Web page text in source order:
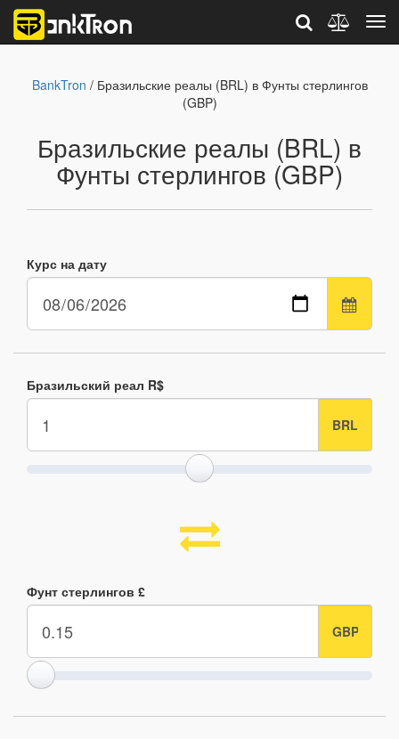
BankTron / Бразильские реалы (BRL) в Фунты стерлингов
(GBP)
Бразильские реалы (BRL) в
Фунты стерлингов (GBP)
Курс на дату
Бразильский реал R$
Фунт стерлингов £